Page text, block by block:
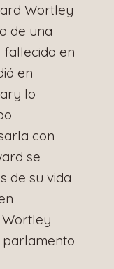
Wortley
de una
fallecida en
en
lo
con
se
de su vida